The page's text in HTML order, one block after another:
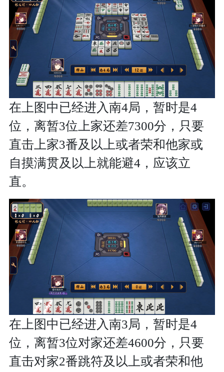
在上图中已经进入南4局，暂时是4
位，离暂3位上家还差7300分，只要
直击上家3番及以上或者荣和他家或
自摸满贯及以上就能避4，应该立
直。
在上图中已经进入南3局，暂时是4
位，离暂3位对家还差4600分，只要
直击对家2番跳符及以上或者荣和他